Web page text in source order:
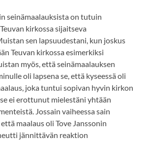
seinämaalauksista on tutuin
kirkossa sijaitseva
sen lapsuudestani, kun joskus
Teuvan kirkossa esimerkiksi
myös, että seinämaalauksen
oli lapsena se, että kyseessä oli
joka tuntui sopivan hyvin kirkon
ei erottunut mielestäni yhtään
Jossain vaiheessa sain
maalaus oli Tove Janssonin
jännittävän reaktion